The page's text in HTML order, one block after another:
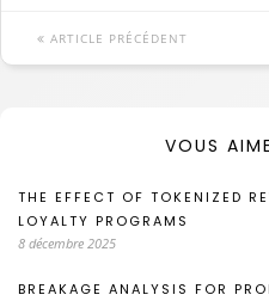
ARTICLE PRÉCÉDENT
VOUS
THE EFFECT OF TOKENIZED
LOYALTY PROGRAMS
8 décembre 2025
BREAKAGE ANALYSIS FOR